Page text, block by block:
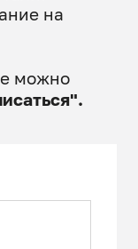
на
можно